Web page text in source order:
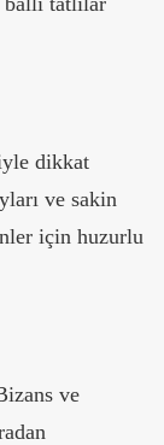
dikkat
ve sakin
için huzurlu
ve